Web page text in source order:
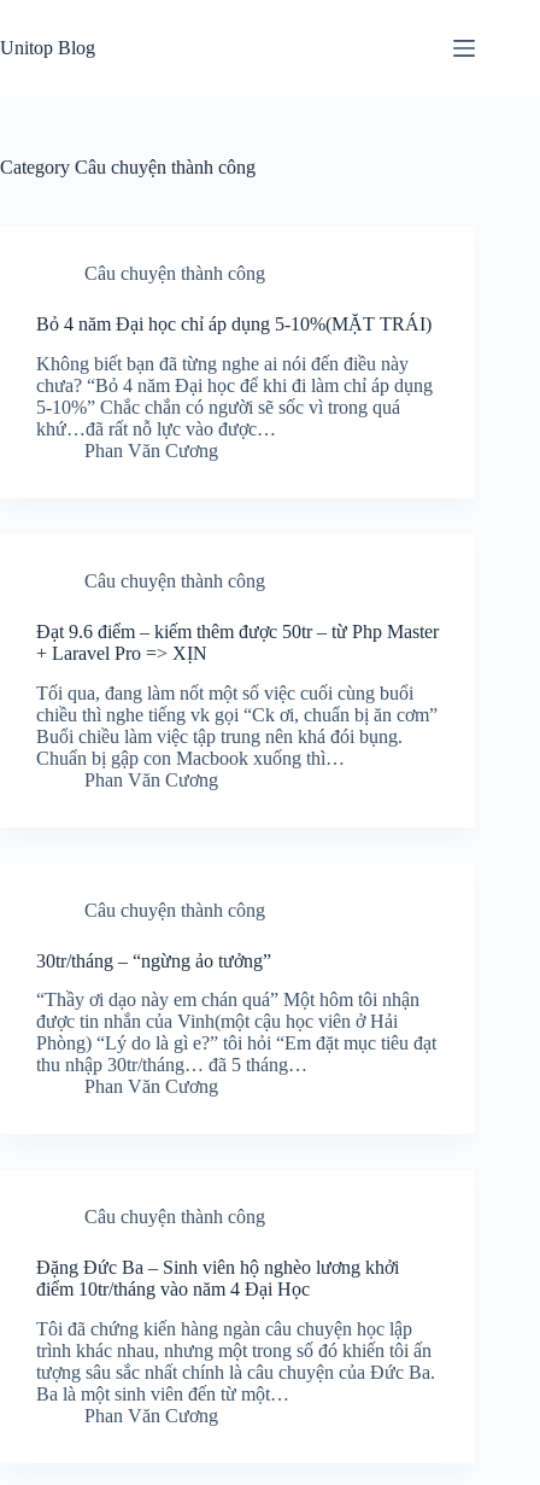
content
Unitop Blog
Category Câu chuyện thành công
Câu chuyện thành công
Bỏ 4 năm Đại học chỉ áp dụng 5-10%(MẶT TRÁI)
Không biết bạn đã từng nghe ai nói đến điều này
chưa? “Bỏ 4 năm Đại học để khi đi làm chỉ áp dụng
5-10%” Chắc chắn có người sẽ sốc vì trong quá
khứ…đã rất nỗ lực vào được…
Phan Văn Cương
Câu chuyện thành công
Đạt 9.6 điểm – kiếm thêm được 50tr – từ Php Master
+ Laravel Pro => XỊN
Tối qua, đang làm nốt một số việc cuối cùng buổi
chiều thì nghe tiếng vk gọi “Ck ơi, chuẩn bị ăn cơm”
Buổi chiều làm việc tập trung nên khá đói bụng.
Chuẩn bị gập con Macbook xuống thì…
Phan Văn Cương
Câu chuyện thành công
30tr/tháng – “ngừng ảo tưởng”
“Thầy ơi dạo này em chán quá” Một hôm tôi nhận
được tin nhắn của Vinh(một cậu học viên ở Hải
Phòng) “Lý do là gì e?” tôi hỏi “Em đặt mục tiêu đạt
thu nhập 30tr/tháng… đã 5 tháng…
Phan Văn Cương
Câu chuyện thành công
Đặng Đức Ba – Sinh viên hộ nghèo lương khởi
điểm 10tr/tháng vào năm 4 Đại Học
Tôi đã chứng kiến hàng ngàn câu chuyện học lập
trình khác nhau, nhưng một trong số đó khiến tôi ấn
tượng sâu sắc nhất chính là câu chuyện của Đức Ba.
Ba là một sinh viên đến từ một…
Phan Văn Cương